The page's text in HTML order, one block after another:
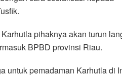
pihaknya akan turun
BPBD provinsi Riau.
untuk pemadaman Karhutla di